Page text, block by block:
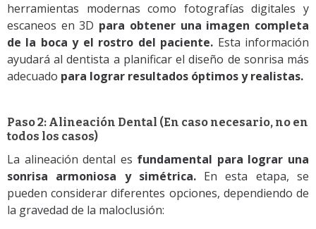
herramientas modernas como fotografías digitales y
escaneos en 3D para obtener una imagen completa
de la boca y el rostro del paciente. Esta información
ayudará al dentista a planificar el diseño de sonrisa más
adecuado para lograr resultados óptimos y realistas.
Paso 2: Alineación Dental (En caso necesario, no en
todos los casos)
La alineación dental es fundamental para lograr una
sonrisa armoniosa y simétrica.En esta etapa, se
pueden considerar diferentes opciones, dependiendo de
la gravedad de la maloclusión: